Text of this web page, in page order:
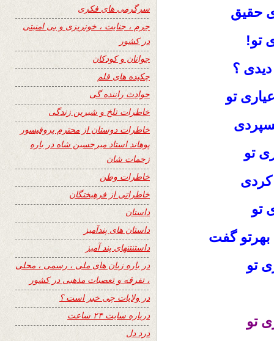
حقیق
تو!
؟
تو
تو
کردی
تو
بهرتو گفت
تو
تو
سرگرمی های فکری
جرم ، جنایت ، خونریزی و بی امنیتی
در کشور
جوانان و کودکان
چکیده های قلم
حوادث راننده گی
خاطرات تلخ و شیرین زندگی
خاطرات دوستان از محترم پروفیسور
پوهاند استاد میرحسین شاه در باره
زحمات شان
خاطرات وطن
خاطراتی از فرهیختگان
داستان
داستان های پندآمیز
داستنتنهای پند آمیز
در باره زبان های ملی ، رسمی ، محلی
، تفرقه و تعصبات مذهبی در کشور
در ولایات چی خبر است ؟
درباره سایت ۲۴ ساعت
درد دل